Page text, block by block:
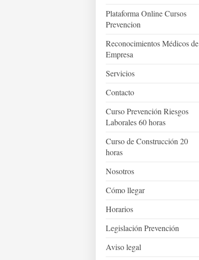
Plataforma Online Cursos
Prevencion
Reconocimientos Médicos de
Empresa
Servicios
Contacto
Curso Prevención Riesgos
Laborales 60 horas
Curso de Construcción 20
horas
Nosotros
Cómo llegar
Horarios
Legislación Prevención
Aviso legal